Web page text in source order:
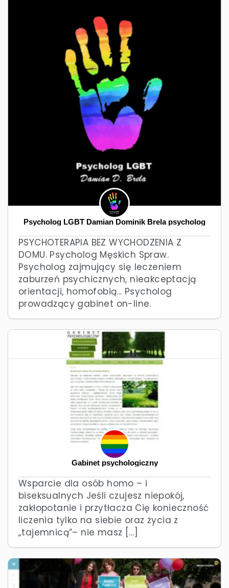
Psycholog LGBT Damian Dominik Brela psycholog
PSYCHOTERAPIA BEZ WYCHODZENIA Z
DOMU. Psycholog Męskich Spraw.
Psycholog zajmujący się leczeniem
zaburzeń psychicznych, nieakceptacją
orientacji, homofobią... Psycholog
prowadzący gabinet on-line.
Gabinet psychologiczny
Wsparcie dla osób homo – i
biseksualnych Jeśli czujesz niepokój,
zakłopotanie i przytłacza Cię konieczność
liczenia tylko na siebie oraz życia z
„tajemnicą”– nie masz […]